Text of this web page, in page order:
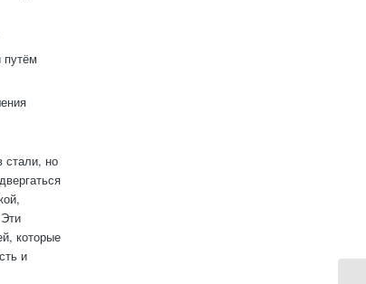
путём
стали, но
которые
и